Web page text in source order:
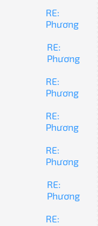
RE:
Phương
RE:
Phương
RE:
Phương
RE:
Phương
RE:
Phương
RE:
Phương
RE: